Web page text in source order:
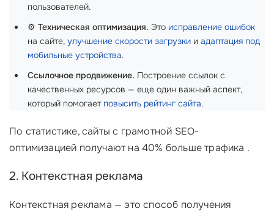
пользователей.
⚙️ Техническая оптимизация. Это исправление ошибок
на сайте, улучшение скорости загрузки и адаптация под
мобильные устройства.
Ссылочное продвижение. Построение ссылок с
качественных ресурсов — еще один важный аспект,
который помогает повысить рейтинг сайта.
По статистике, сайты с грамотной SEO-
оптимизацией получают на 40% больше трафика .
2. Контекстная реклама
Контекстная реклама — это способ получения